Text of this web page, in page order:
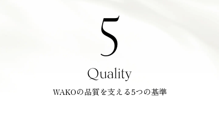
5
Quality
WAKOの品質を支える5つの基準